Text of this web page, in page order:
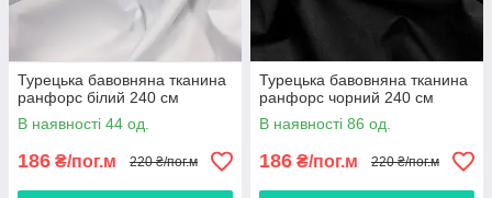
Турецька бавовняна тканина
ранфорс білий 240 см
В наявності 44 од.
186 ₴/пог.м 220 ₴/пог.м
Турецька бавовняна тканина
ранфорс чорний 240 см
В наявності 86 од.
186 ₴/пог.м 220 ₴/пог.м